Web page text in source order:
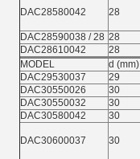
DAC28580042 28
DAC28590038 / 28 28
DAC28610042
28
MODEL
d (mm)
DAC29530037
29
DAC30550026
30
DAC30550032
30
DAC30580042
30
DAC30600037 30